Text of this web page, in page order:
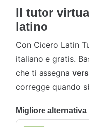
Il tutor
latino
Con Cicero Latin
italiano e gratis.
che ti assegna
corregge quando
Migliore